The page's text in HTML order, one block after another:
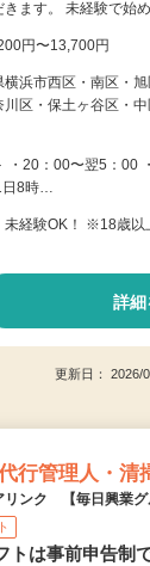
きます。 未経験で始
円〜13,700円
横浜市西区・南区・
川区・保土ヶ谷区・
・20：00〜翌5：00
8時…
未経験OK！ ※18歳以
詳細
更新日：
行管理人・清
ンク 【毎日興業グ
トは事前申告制